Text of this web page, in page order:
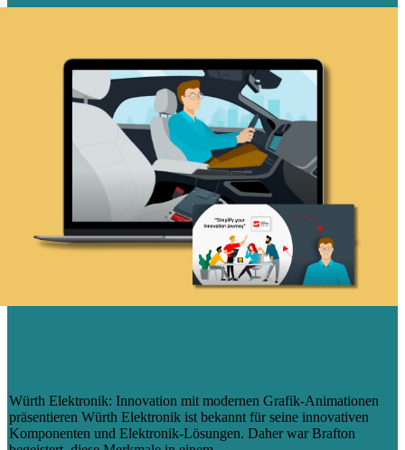
Würth Elektronik: Innovation mit modernen Grafik-Animationen
präsentieren Würth Elektronik ist bekannt für seine innovativen
Komponenten und Elektronik-Lösungen. Daher war Brafton